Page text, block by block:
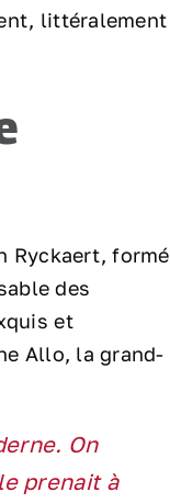
littéralement
Ryckaert, formé
des
et
Allo, la grand-
On
prenait à